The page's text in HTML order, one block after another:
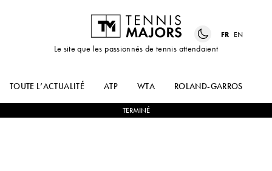
Le site que les passionnés de tennis attendaient
FR EN
TOUTE L’ACTUALITÉ ATP WTA ROLAND-GARROS
TERMINÉ